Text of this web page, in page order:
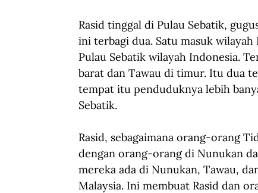
Rasid tinggal di Pulau Sebatik,
ini terbagi dua. Satu masuk
Pulau Sebatik wilayah Indonesia.
barat dan Tawau di timur. Itu dua
tempat itu penduduknya lebih
Sebatik.
Rasid, sebagaimana orang-orang
dengan orang-orang di Nunukan
mereka ada di Nunukan, Tawau,
Malaysia. Ini membuat Rasid dan